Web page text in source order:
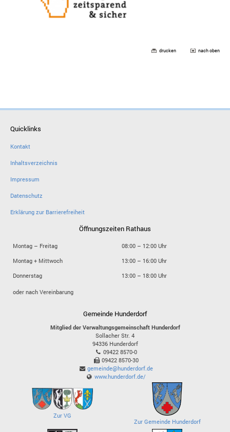
drucken nach oben
Quicklinks
Kontakt
Inhaltsverzeichnis
Impressum
Datenschutz
Erklärung zur Barrierefreiheit
Öffnungszeiten Rathaus
Montag – Freitag
08:00 – 12:00 Uhr
Montag + Mittwoch
13:00 – 16:00 Uhr
Donnerstag
13:00 – 18:00 Uhr
oder nach Vereinbarung
Gemeinde Hunderdorf
Mitglied der Verwaltungsgemeinschaft Hunderdorf
Sollacher Str. 4
94336 Hunderdorf
09422 8570-0
09422 8570-30
gemeinde@hunderdorf.de
www.hunderdorf.de/
Zur VG
Zur Gemeinde Hunderdorf